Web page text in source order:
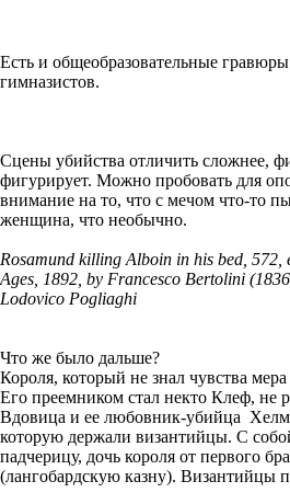
Есть и общеобразовательные
гимназистов.
Сцены убийства отличить сложнее,
фигурирует. Можно пробовать для
внимание на то, что с мечом что-то
женщина, что необычно.
Rosamund killing Alboin in his bed, 572,
Ages, 1892, by Francesco Bertolini
Lodovico Pogliaghi
Что же было дальше?
Короля, который не знал чувства
Его преемником стал некто Клеф, не
Вдовица и ее любовник-убийца
которую держали византийцы. С
падчерицу, дочь короля от первого
(лангобардскую казну). Византийцы